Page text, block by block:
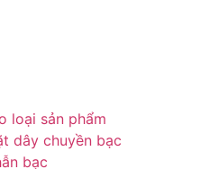
loại sản phẩm
dây chuyền bạc
bạc